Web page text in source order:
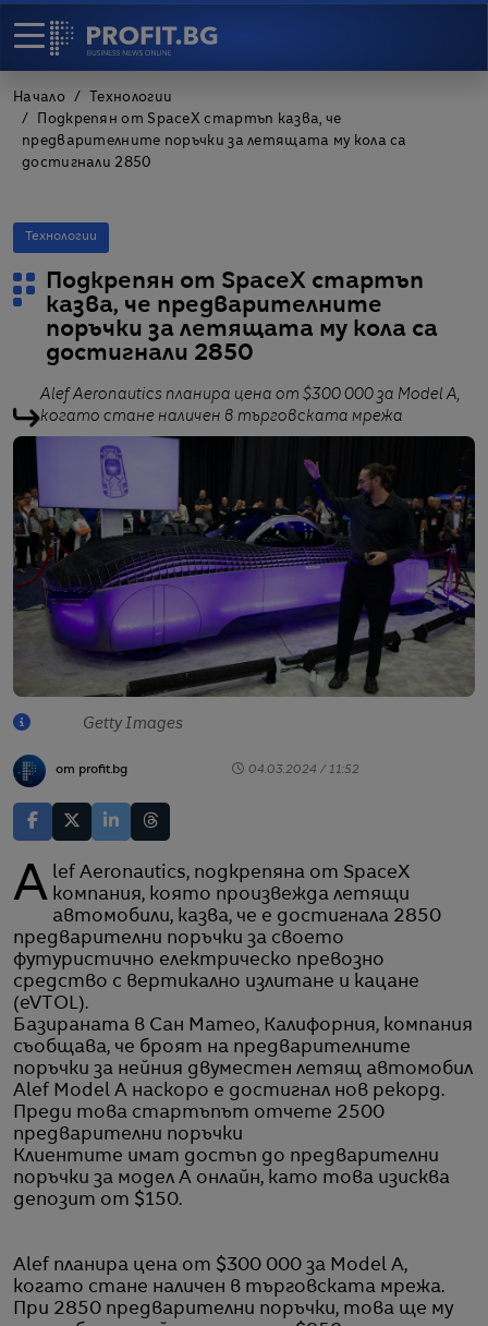
Начало
Технологии
Подкрепян от SpaceX стартъп казва, че
предварителните поръчки за летящата му кола са
достигнали 2850
Технологии
Подкрепян от SpaceX стартъп
казва, че предварителните
поръчки за летящата му кола са
достигнали 2850
Alef Aeronautics планира цена от $300 000 за Model A,
когато стане наличен в търговската мрежа
Getty Images
от profit.bg 04.03.2024 / 11:52
Alef Aeronautics, подкрепяна от SpaceX компания, която произвежда летящи
автомобили, казва, че е достигнала 2850
предварителни поръчки за своето
футуристично електрическо превозно
средство с вертикално излитане и кацане
(eVTOL).
Базираната в Сан Матео, Калифорния, компания
съобщава, че броят на предварителните
поръчки за нейния двуместен летящ автомобил
Alef Model A наскоро е достигнал нов рекорд.
Преди това стартъпът отчете 2500
предварителни поръчки
Клиентите имат достъп до предварителни
поръчки за модел A онлайн, като това изисква
депозит от $150.
Alef планира цена от $300 000 за Model A,
когато стане наличен в търговската мрежа.
При 2850 предварителни поръчки, това ще му